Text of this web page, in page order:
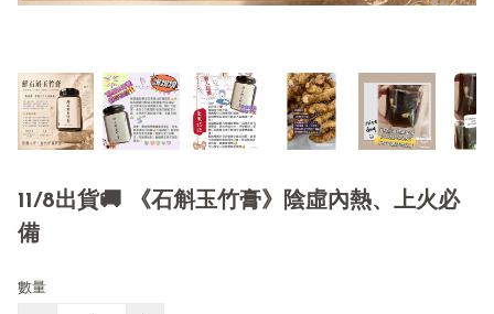
11/8出貨🚚 《石斛玉竹膏》陰虛內熱、上火必
備
數量